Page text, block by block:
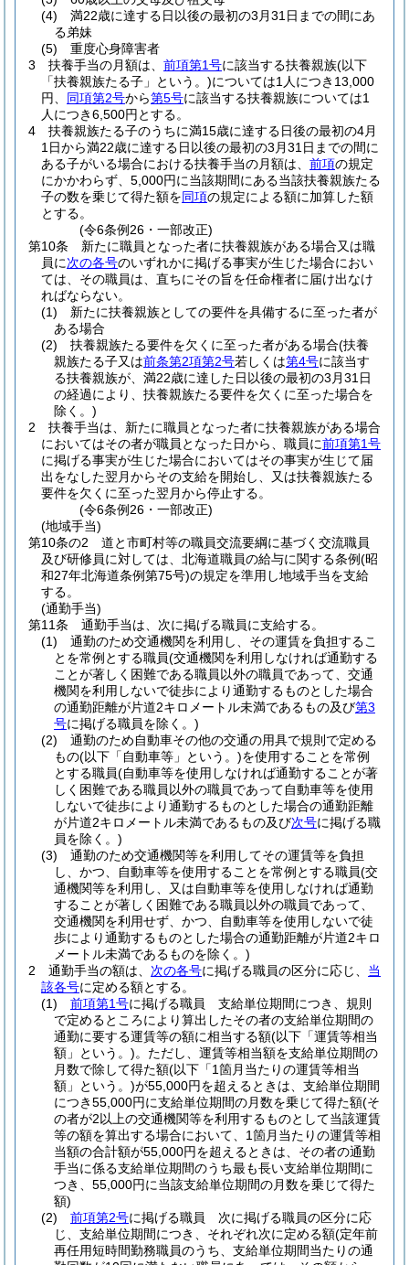
(4)
満22歳に達する日以後の最初の3月31日までの間にあ
る弟妹
(5)
重度心身障害者
3
扶養手当の月額は、 前項第1号に該当する扶養親族(以下
「扶養親族たる子」という。)については1人につき13,000
円、 同項第2号から第5号に該当する扶養親族については1
人につき6,500円とする。
4
扶養親族たる子のうちに満15歳に達する日後の最初の4月
1日から満22歳に達する日以後の最初の3月31日までの間に
ある子がいる場合における扶養手当の月額は、 前項の規定
にかかわらず、5,000円に当該期間にある当該扶養親族たる
子の数を乗じて得た額を同項の規定による額に加算した額
とする。
(令6条例26・一部改正)
第10条
新たに職員となった者に扶養親族がある場合又は職
員に次の各号のいずれかに掲げる事実が生じた場合におい
ては、その職員は、直ちにその旨を任命権者に届け出なけ
ればならない。
(1)
新たに扶養親族としての要件を具備するに至った者が
ある場合
(2)
扶養親族たる要件を欠くに至った者がある場合(扶養
親族たる子又は前条第2項第2号若しくは第4号に該当す
る扶養親族が、満22歳に達した日以後の最初の3月31日
の経過により、扶養親族たる要件を欠くに至った場合を
除く。)
2
扶養手当は、新たに職員となった者に扶養親族がある場合
においてはその者が職員となった日から、職員に前項第1号
に掲げる事実が生じた場合においてはその事実が生じて届
出をなした翌月からその支給を開始し、又は扶養親族たる
要件を欠くに至った翌月から停止する。
(令6条例26・一部改正)
(地域手当)
第10条の2
道と市町村等の職員交流要綱に基づく交流職員
及び研修員に対しては、北海道職員の給与に関する条例(昭
和27年北海道条例第75号)の規定を準用し地域手当を支給
する。
(通勤手当)
第11条
通勤手当は、次に掲げる職員に支給する。
(1)
通勤のため交通機関を利用し、その運賃を負担するこ
とを常例とする職員(交通機関を利用しなければ通勤する
ことが著しく困難である職員以外の職員であって、交通
機関を利用しないで徒歩により通勤するものとした場合
の通勤距離が片道2キロメートル未満であるもの及び第3
号に掲げる職員を除く。)
(2)
通勤のため自動車その他の交通の用具で規則で定める
もの(以下「自動車等」という。)を使用することを常例
とする職員(自動車等を使用しなければ通勤することが著
しく困難である職員以外の職員であって自動車等を使用
しないで徒歩により通勤するものとした場合の通勤距離
が片道2キロメートル未満であるもの及び次号に掲げる職
員を除く。)
(3)
通勤のため交通機関等を利用してその運賃等を負担
し、かつ、自動車等を使用することを常例とする職員(交
通機関等を利用し、又は自動車等を使用しなければ通勤
することが著しく困難である職員以外の職員であって、
交通機関を利用せず、かつ、自動車等を使用しないで徒
歩により通勤するものとした場合の通勤距離が片道2キロ
メートル未満であるものを除く。)
2
通勤手当の額は、 次の各号に掲げる職員の区分に応じ、 当
該各号に定める額とする。
(1)
前項第1号に掲げる職員 支給単位期間につき、規則
で定めるところにより算出したその者の支給単位期間の
通勤に要する運賃等の額に相当する額(以下「運賃等相当
額」という。)。 ただし、運賃等相当額を支給単位期間の
月数で除して得た額(以下「1箇月当たりの運賃等相当
額」という。)が55,000円を超えるときは、支給単位期間
につき55,000円に支給単位期間の月数を乗じて得た額(そ
の者が2以上の交通機関等を利用するものとして当該運賃
等の額を算出する場合において、1箇月当たりの運賃等相
当額の合計額が55,000円を超えるときは、その者の通勤
手当に係る支給単位期間のうち最も長い支給単位期間に
つき、55,000円に当該支給単位期間の月数を乗じて得た
額)
(2)
前項第2号に掲げる職員 次に掲げる職員の区分に応
じ、支給単位期間につき、それぞれ次に定める額(定年前
再任用短時間勤務職員のうち、支給単位期間当たりの通